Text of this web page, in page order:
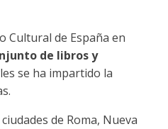
Cultural de España en
de libros y
se ha impartido la
de Roma, Nueva